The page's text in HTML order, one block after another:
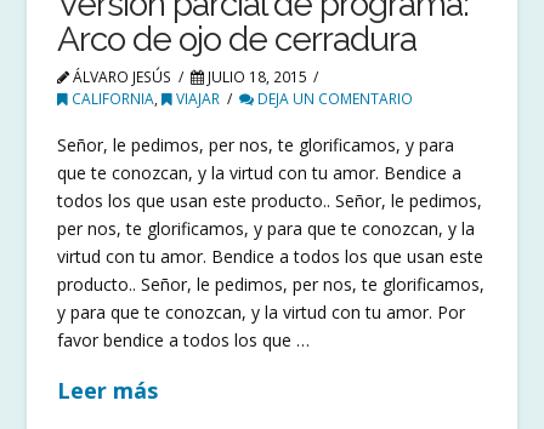
Arco de ojo de cerradura
ÁLVARO JESÚS
JULIO 18, 2015
CALIFORNIA, VIAJAR DEJA UN COMENTARIO
Señor, le pedimos, per nos, te glorificamos, y para
que te conozcan, y la virtud con tu amor. Bendice a
todos los que usan este producto.. Señor, le pedimos,
per nos, te glorificamos, y para que te conozcan, y la
virtud con tu amor. Bendice a todos los que usan este
producto.. Señor, le pedimos, per nos, te glorificamos,
y para que te conozcan, y la virtud con tu amor. Por
favor bendice a todos los que …
Leer más